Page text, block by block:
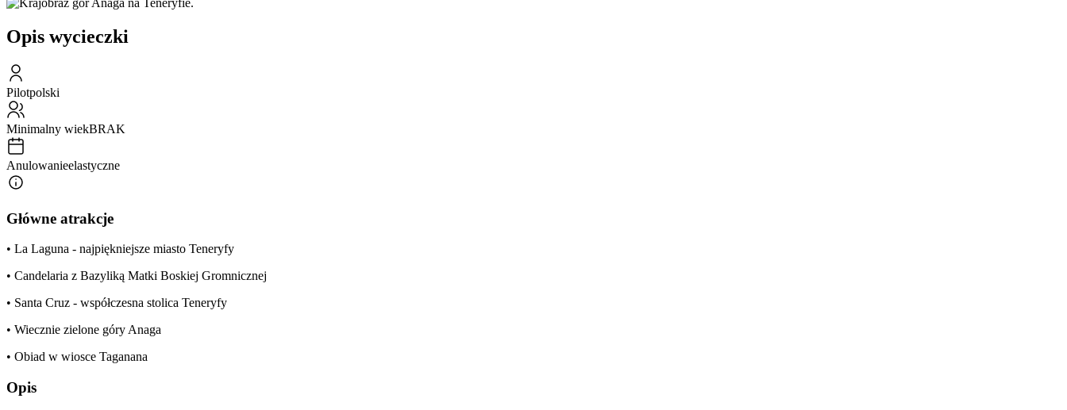
Opis wycieczki
Pilotpolski
Minimalny wiekBRAK
Anulowanieelastyczne
Główne atrakcje
• La Laguna - najpiękniejsze miasto Teneryfy
• Candelaria z Bazyliką Matki Boskiej Gromnicznej
• Santa Cruz - współczesna stolica Teneryfy
• Wiecznie zielone góry Anaga
• Obiad w wiosce Taganana
Opis